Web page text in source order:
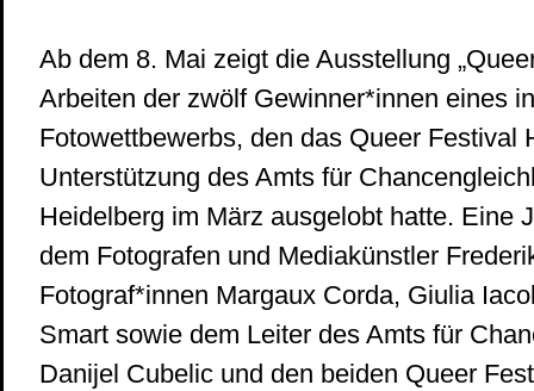
Ab dem 8. Mai zeigt die Ausstellung
Arbeiten der zwölf Gewinner*innen eines
Fotowettbewerbs, den das Queer Festival
Unterstützung des Amts für
Heidelberg im März ausgelobt hatte. Eine
dem Fotografen und Mediakünstler
Fotograf*innen Margaux Corda, Giulia
Smart sowie dem Leiter des Amts für
Danijel Cubelic und den beiden Queer